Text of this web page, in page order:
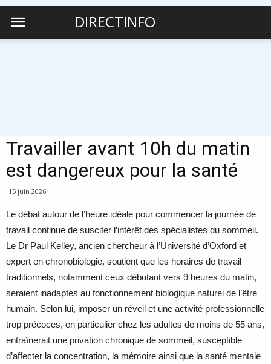
DIRECTINFO
Travailler avant 10h du matin
est dangereux pour la santé
15 juin 2026
Le débat autour de l’heure idéale pour commencer la journée de
travail continue de susciter l’intérêt des spécialistes du sommeil.
Le Dr Paul Kelley, ancien chercheur à l’Université d’Oxford et
expert en chronobiologie, soutient que les horaires de travail
traditionnels, notamment ceux débutant vers 9 heures du matin,
seraient inadaptés au fonctionnement biologique naturel de l’être
humain. Selon lui, imposer un réveil et une activité professionnelle
trop précoces, en particulier chez les adultes de moins de 55 ans,
entraînerait une privation chronique de sommeil, susceptible
d’affecter la concentration, la mémoire ainsi que la santé mentale